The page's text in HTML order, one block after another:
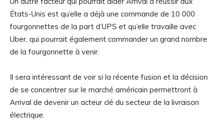
États-Unis est qu’elle a déjà une commande de 10 000
fourgonnettes de la part d’UPS et qu’elle travaille avec
Uber, qui pourrait également commander un grand nombre
de la fourgonnette à venir.
Il sera intéressant de voir si la récente fusion et la décision
de se concentrer sur le marché américain permettront à
Arrival de devenir un acteur clé du secteur de la livraison
électrique.